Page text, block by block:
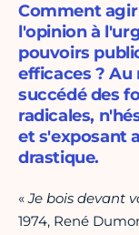
Comment
l'opinion à
pouvoirs
efficaces ?
succédé des
radicales,
et s'exposant
drastique.
«Je bois devant
1974, René